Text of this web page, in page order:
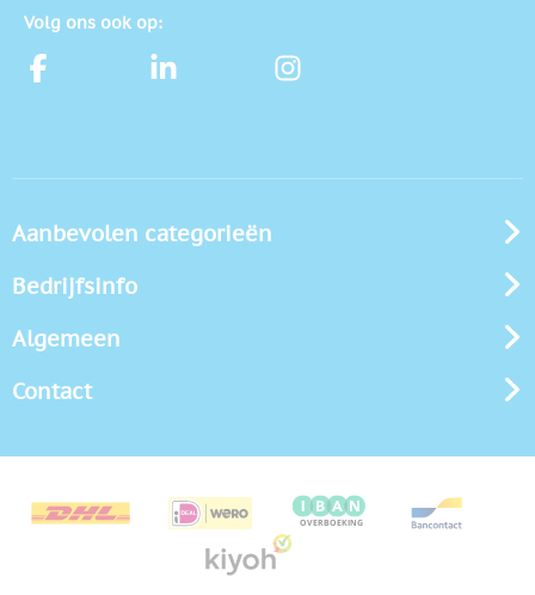
Volg ons ook op:
Aanbevolen categorieën
Bedrijfsinfo
Algemeen
Contact